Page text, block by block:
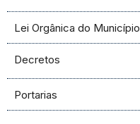
Lei Orgânica do Município
Decretos
Portarias